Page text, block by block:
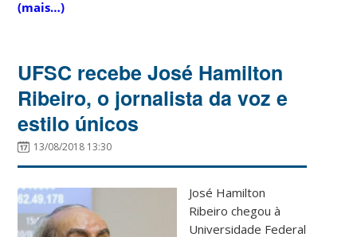
(mais…)
UFSC recebe José Hamilton
Ribeiro, o jornalista da voz e
estilo únicos
13/08/2018 13:30
José Hamilton
Ribeiro chegou à
Universidade Federal